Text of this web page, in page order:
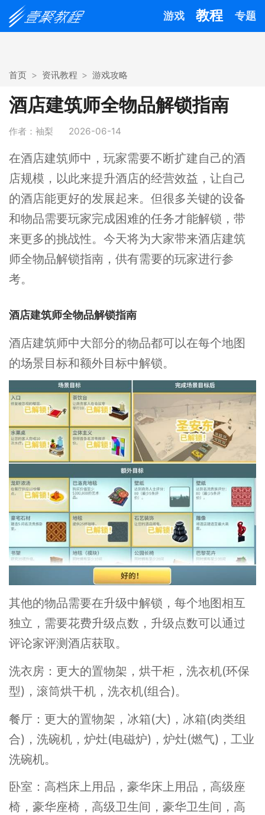
游戏 教程 专题
首页 资讯教程 游戏攻略
酒店建筑师全物品解锁指南
作者：袖梨 2026-06-14
在酒店建筑师中，玩家需要不断扩建自己的酒
店规模，以此来提升酒店的经营效益，让自己
的酒店能更好的发展起来。但很多关键的设备
和物品需要玩家完成困难的任务才能解锁，带
来更多的挑战性。今天将为大家带来酒店建筑
师全物品解锁指南，供有需要的玩家进行参
考。
酒店建筑师全物品解锁指南
酒店建筑师中大部分的物品都可以在每个地图
的场景目标和额外目标中解锁。
其他的物品需要在升级中解锁，每个地图相互
独立，需要花费升级点数，升级点数可以通过
评论家评测酒店获取。
洗衣房：更大的置物架，烘干柜，洗衣机(环保
型)，滚筒烘干机，洗衣机(组合)。
餐厅：更大的置物架，冰箱(大)，冰箱(肉类组
合)，洗碗机，炉灶(电磁炉)，炉灶(燃气)，工业
洗碗机。
卧室：高档床上用品，豪华床上用品，高级座
椅，豪华座椅，高级卫生间，豪华卫生间，高